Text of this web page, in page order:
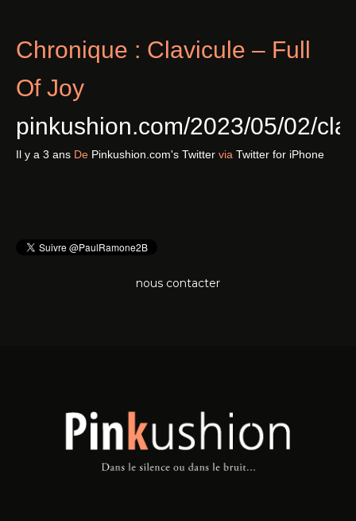
Chronique : Clavicule – Full
Of Joy
pinkushion.com/2023/05/02/
Il y a 3 ans De Pinkushion.com's Twitter via Twitter for iPhone
nous contacter